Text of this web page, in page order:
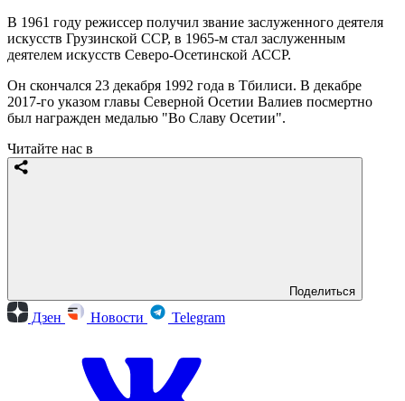
В 1961 году режиссер получил звание заслуженного деятеля
искусств Грузинской ССР, в 1965-м стал заслуженным
деятелем искусств Северо-Осетинской АССР.
Он скончался 23 декабря 1992 года в Тбилиси. В декабре
2017-го указом главы Северной Осетии Валиев посмертно
был награжден медалью "Во Славу Осетии".
Читайте нас в
Поделиться
Дзен Новости Telegram